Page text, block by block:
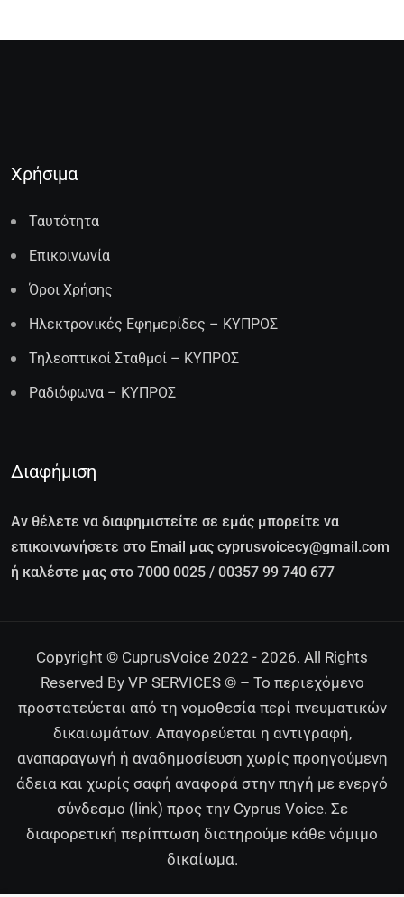
Χρήσιμα
Ταυτότητα
Επικοινωνία
Όροι Χρήσης
Ηλεκτρονικές Εφημερίδες – ΚΥΠΡΟΣ
Τηλεοπτικοί Σταθμοί – ΚΥΠΡΟΣ
Ραδιόφωνα – ΚΥΠΡΟΣ
Διαφήμιση
Αν θέλετε να διαφημιστείτε σε εμάς μπορείτε να
επικοινωνήσετε στο Email μας cyprusvoicecy@gmail.com
ή καλέστε μας στο 7000 0025 / 00357 99 740 677
Copyright © CuprusVoice 2022 - 2026. All Rights
Reserved By VP SERVICES © – Το περιεχόμενο
προστατεύεται από τη νομοθεσία περί πνευματικών
δικαιωμάτων. Απαγορεύεται η αντιγραφή,
αναπαραγωγή ή αναδημοσίευση χωρίς προηγούμενη
άδεια και χωρίς σαφή αναφορά στην πηγή με ενεργό
σύνδεσμο (link) προς την Cyprus Voice. Σε
διαφορετική περίπτωση διατηρούμε κάθε νόμιμο
δικαίωμα.